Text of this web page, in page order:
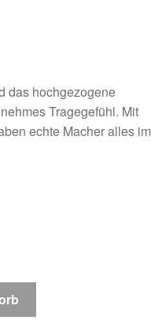
das hochgezogene
Tragegefühl. Mit
echte Macher alles im